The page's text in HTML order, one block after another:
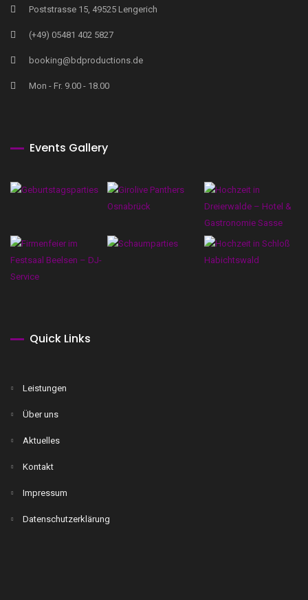
Poststrasse 15, 49525 Lengerich
(+49) 05481 402 5827
booking@bdproductions.de
Mon - Fr. 9.00 - 18.00
Events Gallery
Quick Links
Leistungen
Über uns
Aktuelles
Kontakt
Impressum
Datenschutzerklärung